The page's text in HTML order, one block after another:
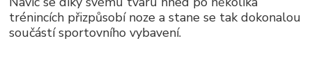
trénincích přizpůsobí noze a stane se tak dokonalou
součástí sportovního vybavení.